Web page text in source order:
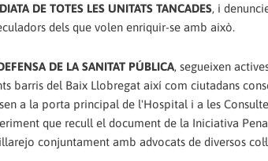
DE TOTES LES UNITATS TANCADES, i
dels que volen enriquir-se amb això.
DE LA SANITAT PÚBLICA, segueixen
barris del Baix Llobregat així com ciutadans
a la porta principal de l'Hospital i a les
que recull el document de la Iniciativa
conjuntament amb advocats de diversos